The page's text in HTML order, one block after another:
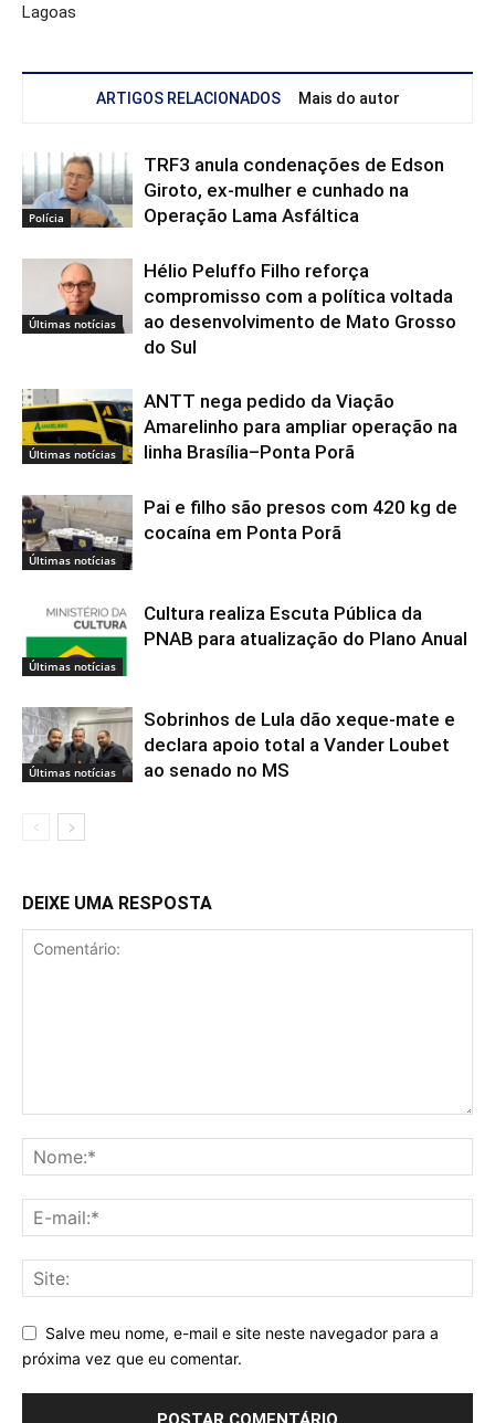
Lagoas
ARTIGOS RELACIONADOS Mais do autor
Polícia
TRF3 anula condenações de Edson
Giroto, ex-mulher e cunhado na
Operação Lama Asfáltica
Últimas notícias
Hélio Peluffo Filho reforça
compromisso com a política voltada
ao desenvolvimento de Mato Grosso
do Sul
Últimas notícias
ANTT nega pedido da Viação
Amarelinho para ampliar operação na
linha Brasília–Ponta Porã
Últimas notícias
Pai e filho são presos com 420 kg de
cocaína em Ponta Porã
Últimas notícias
Cultura realiza Escuta Pública da
PNAB para atualização do Plano Anual
Últimas notícias
Sobrinhos de Lula dão xeque-mate e
declara apoio total a Vander Loubet
ao senado no MS
DEIXE UMA RESPOSTA
Salve meu nome, e-mail e site neste navegador para a
próxima vez que eu comentar.